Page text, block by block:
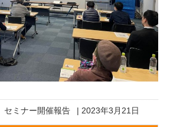
セミナー開催報告 | 2023年3月21日